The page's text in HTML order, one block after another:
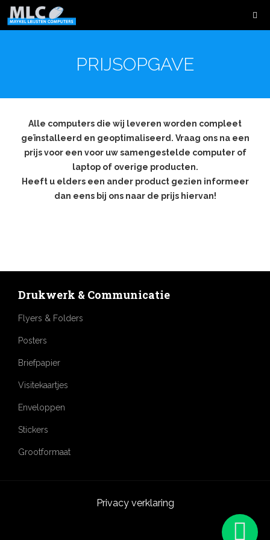
PRIJSOPGAVE
Alle computers die wij leveren worden compleet
geïnstalleerd en geoptimaliseerd. Vraag ons na een
prijs voor een voor uw samengestelde computer of
laptop of overige producten.
Heeft u elders een ander product gezien informeer
dan eens bij ons naar de prijs hiervan!
Drukwerk & Communicatie
Flyers & Folders
Posters
Briefpapier
Visitekaartjes
Enveloppen
Stickers
Grootformaat
Privacy verklaring